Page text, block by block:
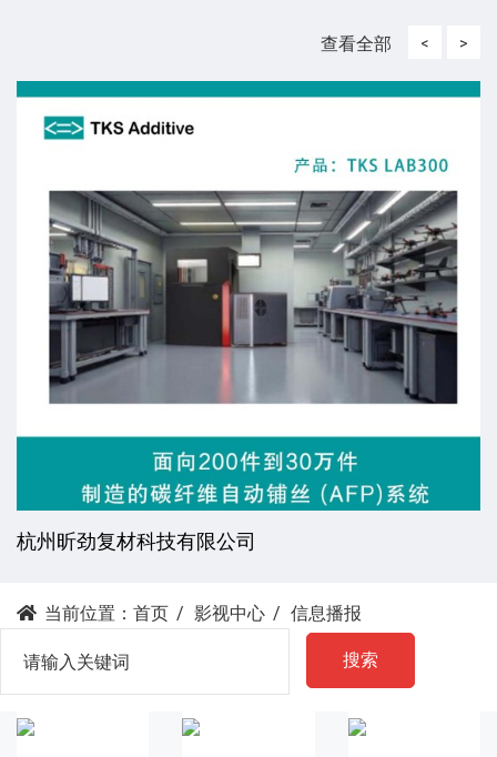
查看全部 <
杭州昕劲复材科技有限公司
>
当前位置： 首页 影视中心 信息播报
搜索